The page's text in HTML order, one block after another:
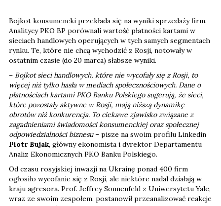
Bojkot konsumencki przekłada się na wyniki sprzedaży firm.
Analitycy PKO BP porównali wartość płatności kartami w
sieciach handlowych operujących w tych samych segmentach
rynku. Te, które nie chcą wychodzić z Rosji, notowały w
ostatnim czasie (do 20 marca) słabsze wyniki.
– Bojkot sieci handlowych, które nie wycofały się z Rosji, to
więcej niż tylko hasła w mediach społecznościowych. Dane o
płatnościach kartami PKO Banku Polskiego sugerują, że sieci,
które pozostały aktywne w Rosji, mają niższą dynamikę
obrotów niż konkurencja. To ciekawe zjawisko związane z
zagadnieniami świadomości konsumenckiej oraz społecznej
odpowiedzialności biznesu – pisze na swoim profilu Linkedin
Piotr Bujak, główny ekonomista i dyrektor Departamentu
Analiz Ekonomicznych PKO Banku Polskiego.
Od czasu rosyjskiej inwazji na Ukrainę ponad 400 firm
ogłosiło wycofanie się z Rosji, ale niektóre nadal działają w
kraju agresora. Prof. Jeffrey Sonnenfeld z Uniwersytetu Yale,
wraz ze swoim zespołem, postanowił przeanalizować reakcje